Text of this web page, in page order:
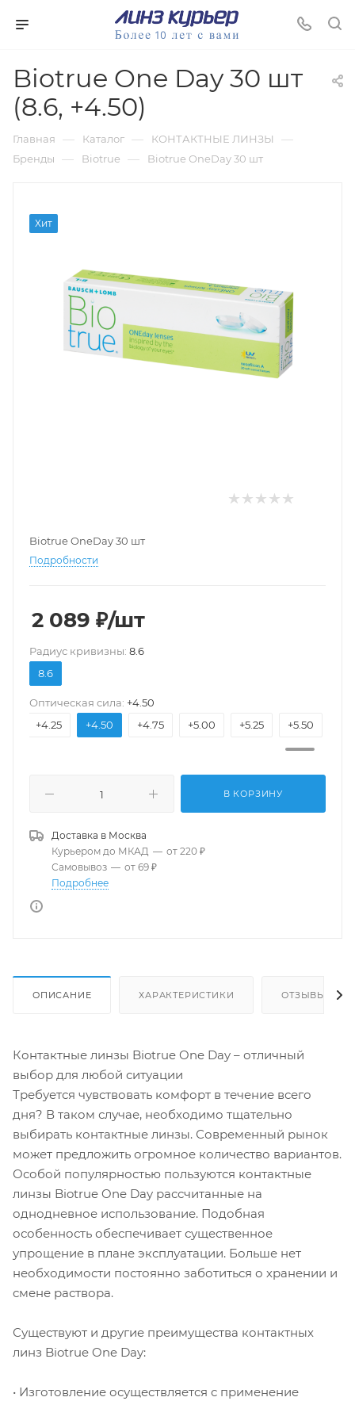
Biotrue One Day 30 шт
(8.6, +4.50)
Главная — Каталог — КОНТАКТНЫЕ ЛИНЗЫ —
Бренды — Biotrue — Biotrue OneDay 30 шт
Хит
Biotrue OneDay 30 шт
Подробности
2 089 ₽/шт
Pадиус кривизны: 8.6
8.6
Оптическая сила: +4.50
+4.25 +4.50 +4.75 +5.00 +5.25 +5.50
В КОРЗИНУ
Доставка в Москва
Курьером до МКАД — от 220 ₽
Самовывоз — от 69 ₽
Подробнее
ОПИСАНИЕ ХАРАКТЕРИСТИКИ ОТЗЫВЫ
Контактные линзы Biotrue One Day – отличный
выбор для любой ситуации
Требуется чувствовать комфорт в течение всего
дня? В таком случае, необходимо тщательно
выбирать контактные линзы. Современный рынок
может предложить огромное количество вариантов.
Особой популярностью пользуются контактные
линзы Biotrue One Day рассчитанные на
однодневное использование. Подобная
особенность обеспечивает существенное
упрощение в плане эксплуатации. Больше нет
необходимости постоянно заботиться о хранении и
смене раствора.
Существуют и другие преимущества контактных
линз Biotrue One Day:
• Изготовление осуществляется с применение